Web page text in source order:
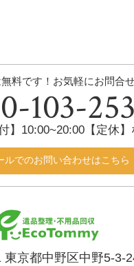
料です！お気軽にお問合
103-253
付】10:00~20:00【定休】
ルでのお問い合わせはこちら
東京都中野区中野5-3-